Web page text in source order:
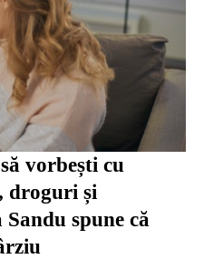
vorbești cu
droguri și
spune că